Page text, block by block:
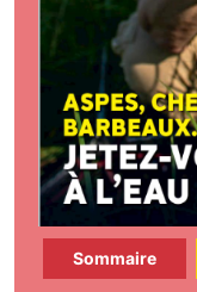
Sommaire